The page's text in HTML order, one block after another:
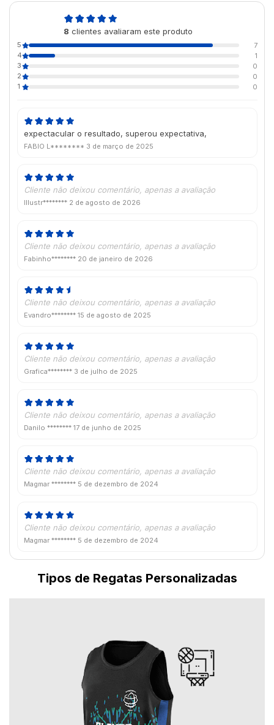
8 clientes avaliaram este produto
5
7
4
1
3
0
2
0
1
0
expectacular o resultado, superou expectativa,
FABIO L******** 3 de março de 2025
Cliente não deixou comentário, apenas a avaliação
Illustr******** 2 de agosto de 2026
Cliente não deixou comentário, apenas a avaliação
Fabinho******** 20 de janeiro de 2026
Cliente não deixou comentário, apenas a avaliação
Evandro******** 15 de agosto de 2025
Cliente não deixou comentário, apenas a avaliação
Grafica******** 3 de julho de 2025
Cliente não deixou comentário, apenas a avaliação
Danilo ******** 17 de junho de 2025
Cliente não deixou comentário, apenas a avaliação
Magmar ******** 5 de dezembro de 2024
Cliente não deixou comentário, apenas a avaliação
Magmar ******** 5 de dezembro de 2024
Tipos de Regatas Personalizadas